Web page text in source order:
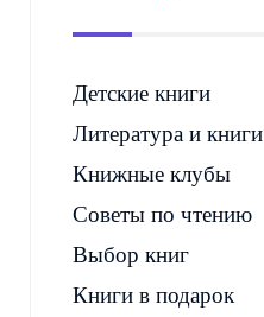
Детские книги
Литература и книги
Книжные клубы
Советы по чтению
Выбор книг
Книги в подарок